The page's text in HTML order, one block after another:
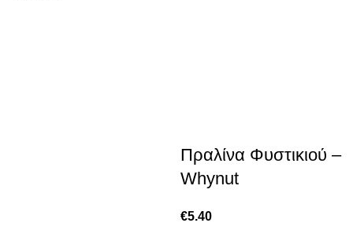
Πραλίνα Φυστικιού –
Whynut
€5.40